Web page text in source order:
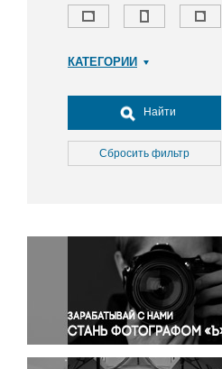
КАТЕГОРИИ
Досуг, туризм и отдых
Культура
Медицина
Окружающая среда
Политика
Правосудие
Происшествия и
Религия
Светская жизнь
Найти
Сбросить фильтр